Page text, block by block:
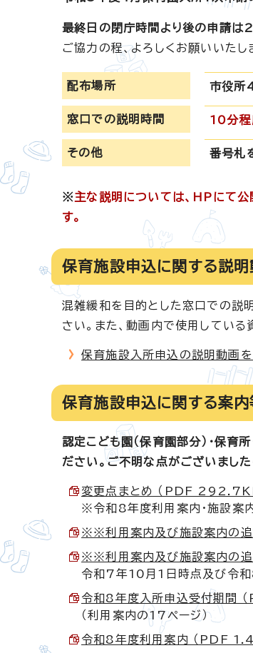
最終日の閉庁時間より後の申請は2
ご協力の程、よろしくお願いいたし
配布場所 市役所
窓口での説明時間 10分程
その他 番号札
※主な説明については、HPにて
す。
保育施設申込に関する説明
混雑緩和を目的とした窓口での説
さい。また、動画内で使用してい
保育施設入所申込の説明動画を
保育施設申込に関する案
認定こども園（保育園部分）・保
ださい。ご不明な点がございまし
変更点まとめ （PDF
※令和8年度利用案内・施設案
※※利用案内及び施設案内の
※※利用案内及び施設案内の
令和7年10月1日時点及び令和
令和8年度入所申込受付期間
（利用案内の17ページ）
令和8年度利用案内 （PDF